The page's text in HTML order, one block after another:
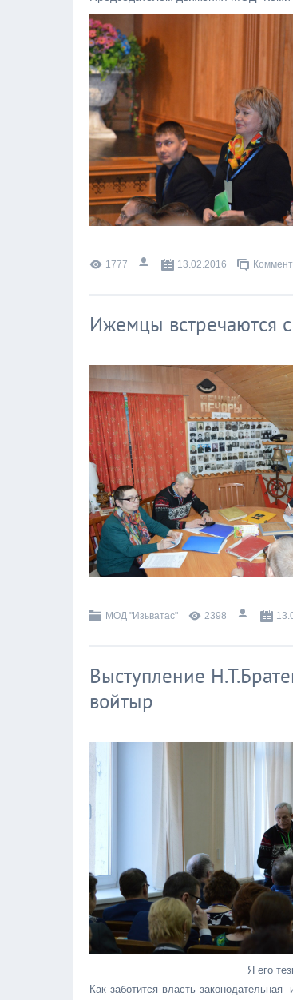
1777 13.02.2016
Ижемцы встречаются
МОД "Изьватас" 2398
Выступление
войтыр
Я его
Как заботится власть